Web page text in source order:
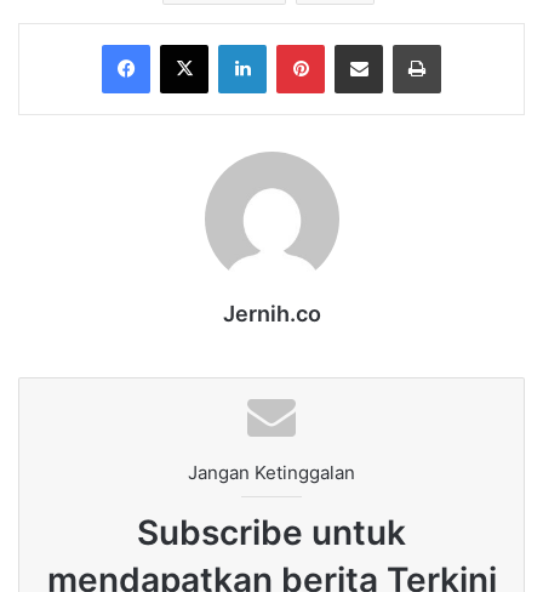
Facebook
X LinkedInPinterestShare via Email Print
Jernih.co
Jangan Ketinggalan
Subscribe untuk
mendapatkan berita Terkini